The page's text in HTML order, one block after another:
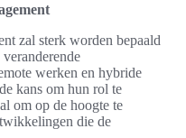
zal sterk worden bepaald
werken en hybride
kans om hun rol te
om op de hoogte te
die de